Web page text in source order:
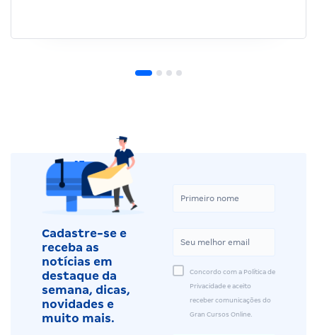
Cadastre-se e
receba as
notícias em
destaque da
semana, dicas,
novidades e
muito mais.
Concordo com a Política de
Privacidade e aceito
receber comunicações do
Gran Cursos Online.